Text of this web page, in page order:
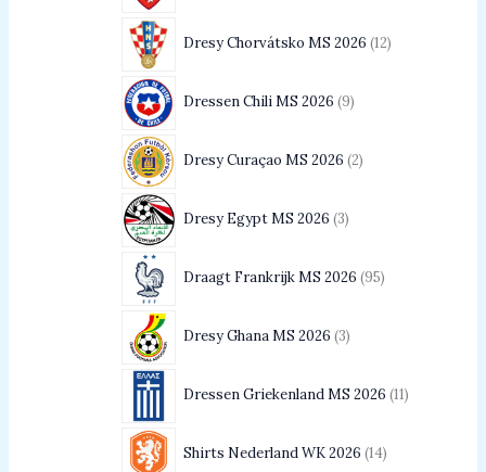
Dresy Chorvátsko MS 2026 12
Dressen Chili MS 2026 9
Dresy Curaçao MS 2026 2
Dresy Egypt MS 2026 3
Draagt Frankrijk MS 2026 95
Dresy Ghana MS 2026 3
Dressen Griekenland MS 2026 11
Shirts Nederland WK 2026 14